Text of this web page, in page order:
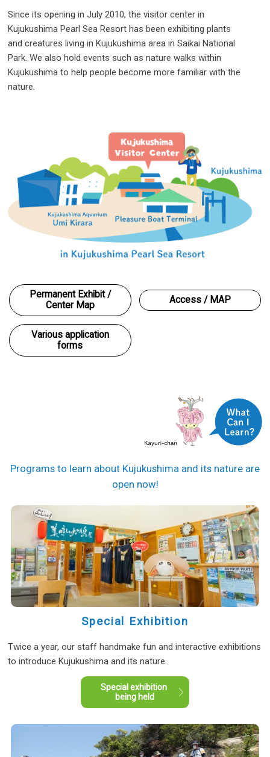
Since its opening in July 2010, the visitor center in
Kujukushima Pearl Sea Resort has been exhibiting plants
and creatures living in Kujukushima area in Saikai National
Park. We also hold events such as nature walks within
Kujukushima to help people become more familiar with the
nature.
Permanent Exhibit /
Center Map
Access / MAP
Various application
forms
Programs to learn about Kujukushima and its nature are
open now!
Special Exhibition
Twice a year, our staff handmake fun and interactive exhibitions
to introduce Kujukushima and its nature.
Special exhibition
being held